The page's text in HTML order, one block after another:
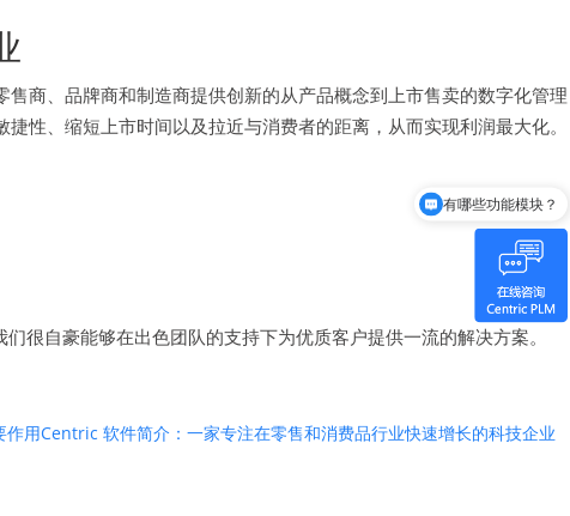
商、品牌商和制造商提供创新的从产品概念到上市售卖的数字化管理
性、缩短上市时间以及拉近与消费者的距离，从而实现利润最大化。
很自豪能够在出色团队的支持下为优质客户提供一流的解决方案。
作用Centric 软件简介：一家专注在零售和消费品行业快速增长的科技企业
有哪些功能模块？